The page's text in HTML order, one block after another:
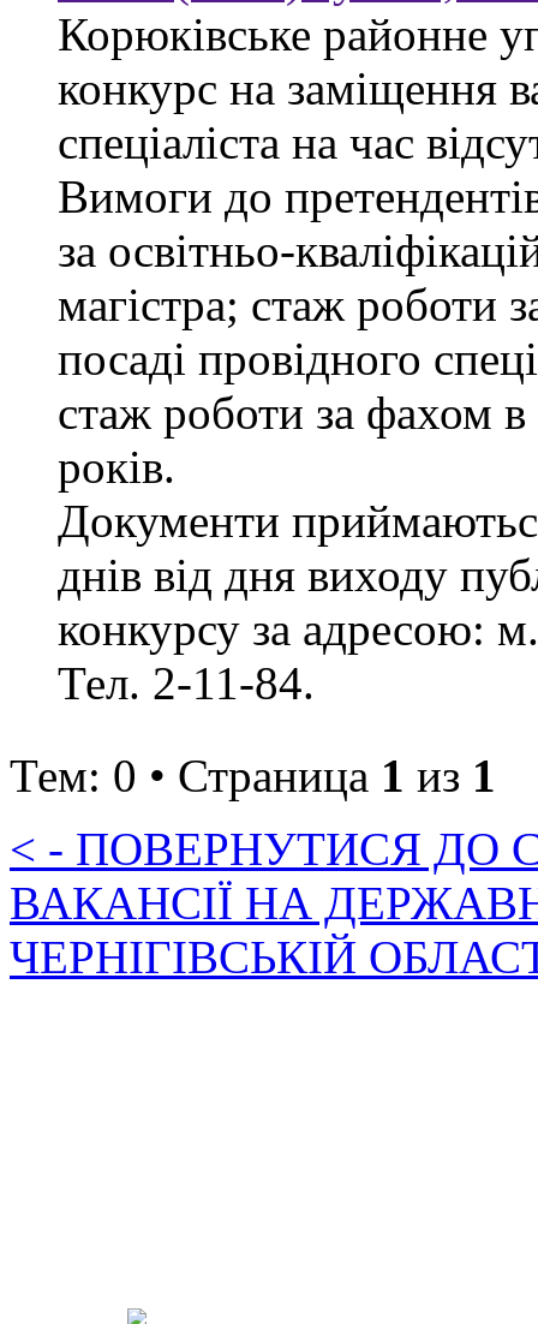
Корюківське районне
конкурс на заміщення
спеціаліста на час
Вимоги до
за освітньо-
магістра; стаж роботи
посаді провідного
стаж роботи за фахом
років.
Документи
днів від дня виходу
конкурсу за адресою:
Тел. 2-11-84.
Тем: 0 • Страница 1 из 1
< - ПОВЕРНУТИСЯ ДО
ВАКАНСІЇ НА
ЧЕРНІГІВСЬКІЙ